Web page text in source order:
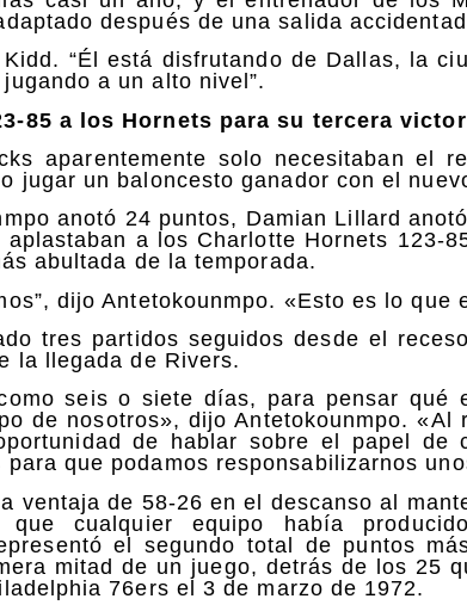
después de una salida
Kidd. “Él está disfrutando de Dallas, la
a un alto nivel”.
85 a los Hornets para su tercera
aparentemente solo necesitaban el
jugar un baloncesto ganador con el
anotó 24 puntos, Damian Lillard
aplastaban a los Charlotte Hornets 123-
abultada de la temporada.
dijo Antetokounmpo. «Esto es lo que
tres partidos seguidos desde el
la llegada de Rivers.
seis o siete días, para pensar qué
de nosotros», dijo Antetokounmpo. «Al
de hablar sobre el papel de
que podamos responsabilizarnos
ventaja de 58-26 en el descanso al
que cualquier equipo había
el segundo total de puntos
mitad de un juego, detrás de los 25
76ers el 3 de marzo de 1972.